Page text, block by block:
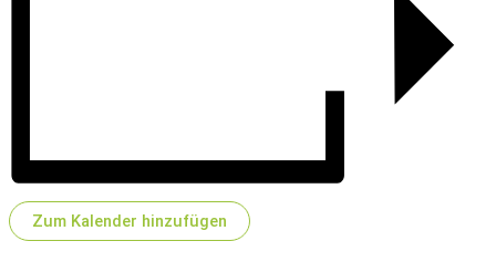
Zum Kalender hinzufügen